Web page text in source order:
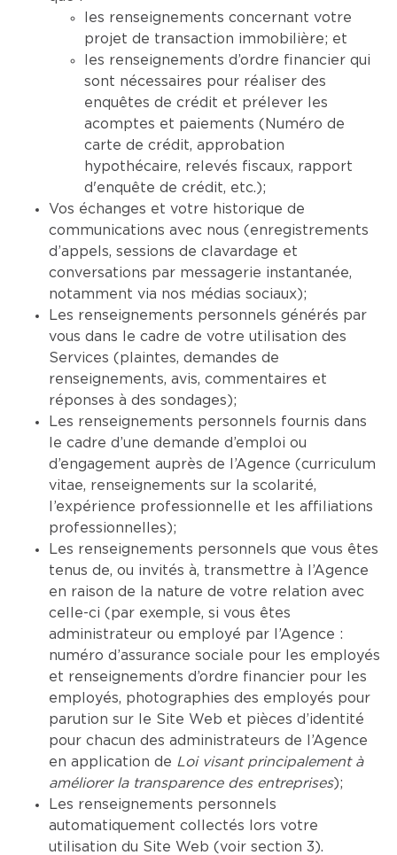
les renseignements concernant votre
projet de transaction immobilière; et
les renseignements d’ordre financier qui
sont nécessaires pour réaliser des
enquêtes de crédit et prélever les
acomptes et paiements (Numéro de
carte de crédit, approbation
hypothécaire, relevés fiscaux, rapport
d'enquête de crédit, etc.);
Vos échanges et votre historique de
communications avec nous (enregistrements
d’appels, sessions de clavardage et
conversations par messagerie instantanée,
notamment via nos médias sociaux);
Les renseignements personnels générés par
vous dans le cadre de votre utilisation des
Services (plaintes, demandes de
renseignements, avis, commentaires et
réponses à des sondages);
Les renseignements personnels fournis dans
le cadre d’une demande d’emploi ou
d’engagement auprès de l’Agence (curriculum
vitae, renseignements sur la scolarité,
l’expérience professionnelle et les affiliations
professionnelles);
Les renseignements personnels que vous êtes
tenus de, ou invités à, transmettre à l’Agence
en raison de la nature de votre relation avec
celle-ci (par exemple, si vous êtes
administrateur ou employé par l’Agence :
numéro d’assurance sociale pour les employés
et renseignements d’ordre financier pour les
employés, photographies des employés pour
parution sur le Site Web et pièces d’identité
pour chacun des administrateurs de l’Agence
en application de Loi visant principalement à
améliorer la transparence des entreprises);
Les renseignements personnels
automatiquement collectés lors votre
utilisation du Site Web (voir section 3).